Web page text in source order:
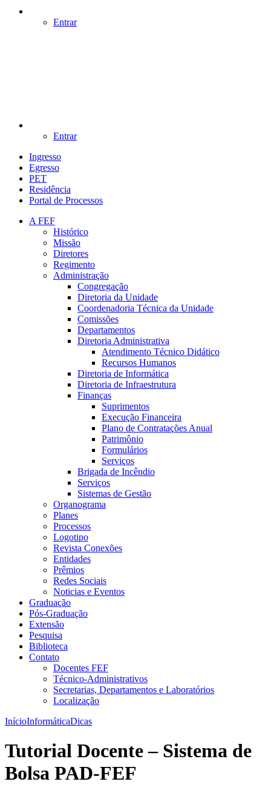
Entrar
Entrar
Ingresso
Egresso
PET
Residência
Portal de Processos
A FEF
Histórico
Missão
Diretores
Regimento
Administração
Congregação
Diretoria da Unidade
Coordenadoria Técnica da Unidade
Comissões
Departamentos
Diretoria Administrativa
Atendimento Técnico Didático
Recursos Humanos
Diretoria de Informática
Diretoria de Infraestrutura
Finanças
Suprimentos
Execução Financeira
Plano de Contratações Anual
Patrimônio
Formulários
Serviços
Brigada de Incêndio
Serviços
Sistemas de Gestão
Organograma
Planes
Processos
Logotipo
Revista Conexões
Entidades
Prêmios
Redes Sociais
Noticias e Eventos
Graduação
Pós-Graduação
Extensão
Pesquisa
Biblioteca
Contato
Docentes FEF
Técnico-Administrativos
Secretarias, Departamentos e Laboratórios
Localização
InícioInformáticaDicas
Tutorial Docente – Sistema de
Bolsa PAD-FEF